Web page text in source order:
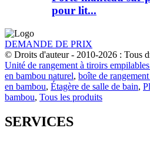
pour lit...
DEMANDE DE PRIX
© Droits d'auteur - 2010-2026 : Tous
Unité de rangement à tiroirs
en bambou naturel, boîte de
en bambou, Étagère de salle de bain,
bambou, Tous les produits
SERVICES